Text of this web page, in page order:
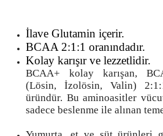
İlave Glutamin içerir.
BCAA 2:1:1 oranındadır.
Kolay karışır ve lezzetlidir.
BCAA+ kolay karışan,
(Lösin, İzolösin, Valin)
üründür. Bu aminoasitler
sadece beslenme ile alınan